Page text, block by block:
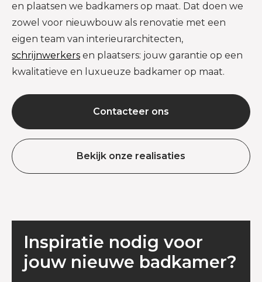
en plaatsen we badkamers op maat. Dat doen we
zowel voor nieuwbouw als renovatie met een
eigen team van interieurarchitecten,
schrijnwerkers en plaatsers: jouw garantie op een
kwalitatieve en luxueuze badkamer op maat.
Contacteer ons
Bekijk onze realisaties
Inspiratie nodig voor
jouw nieuwe badkamer?